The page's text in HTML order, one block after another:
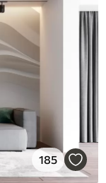
185